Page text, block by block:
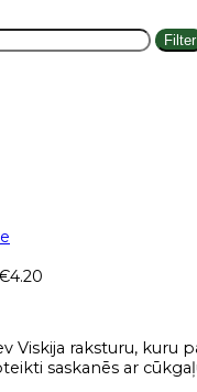
Filter
4.20
Viskija raksturu,
saskanēs ar